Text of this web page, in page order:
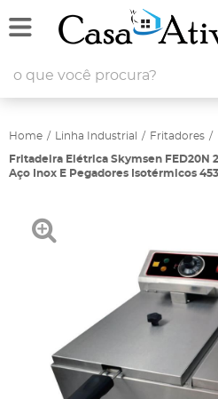
Home Linha Industrial Fritadores
Fritadeira Elétrica Skymsen FED20N
Aço Inox E Pegadores Isotérmicos